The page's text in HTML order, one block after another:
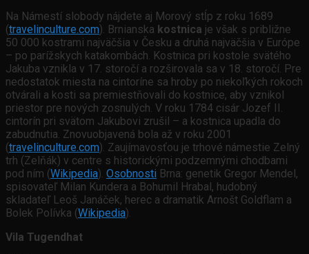
Na Námestí slobody nájdete aj Morový stĺp z roku 1689
(travelinculture.com). Brnianska kostnica je však s približne
50 000 kostrami najväčšia v Česku a druhá najväčšia v Európe
– po parížskych katakombách. Kostnica pri kostole svätého
Jakuba vznikla v 17. storočí a rozširovala sa v 18. storočí. Pre
nedostatok miesta na cintoríne sa hroby po niekoľkých rokoch
otvárali a kosti sa premiestňovali do kostnice, aby vznikol
priestor pre nových zosnulých. V roku 1784 cisár Jozef II.
cintorín pri svätom Jakubovi zrušil – a kostnica upadla do
zabudnutia. Znovuobjavená bola až v roku 2001
(travelinculture.com). Zaujímavosťou je trhové námestie Zelný
trh (Zelňák) v centre s historickými podzemnými chodbami
pod ním (Wikipedia). Osobnosti Brna: genetik Gregor Mendel,
spisovateľ Milan Kundera a Bohumil Hrabal, hudobný
skladateľ Leoš Janáček, herec a dramatik Arnošt Goldflam a
Bolek Polívka (Wikipedia).
Vila Tugendhat